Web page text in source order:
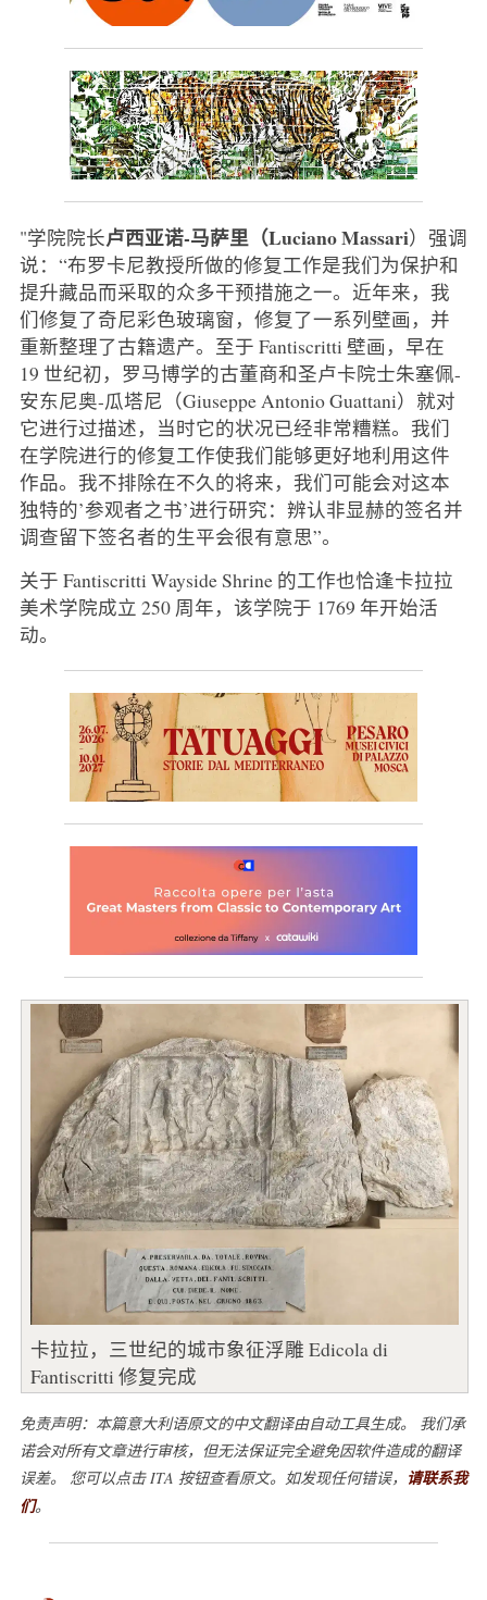
"学院院长卢西亚诺-马萨里（Luciano Massari）强调
说：“布罗卡尼教授所做的修复工作是我们为保护和
提升藏品而采取的众多干预措施之一。近年来，我
们修复了奇尼彩色玻璃窗，修复了一系列壁画，并
重新整理了古籍遗产。至于 Fantiscritti 壁画，早在
19 世纪初，罗马博学的古董商和圣卢卡院士朱塞佩-
安东尼奥-瓜塔尼（Giuseppe Antonio Guattani）就对
它进行过描述，当时它的状况已经非常糟糕。我们
在学院进行的修复工作使我们能够更好地利用这件
作品。我不排除在不久的将来，我们可能会对这本
独特的’参观者之书’进行研究：辨认非显赫的签名并
调查留下签名者的生平会很有意思”。
关于 Fantiscritti Wayside Shrine 的工作也恰逢卡拉拉
美术学院成立 250 周年，该学院于 1769 年开始活
动。
卡拉拉，三世纪的城市象征浮雕 Edicola di
Fantiscritti 修复完成
免责声明：本篇意大利语原文的中文翻译由自动工具生成。 我们承
诺会对所有文章进行审核，但无法保证完全避免因软件造成的翻译
误差。 您可以点击 ITA 按钮查看原文。如发现任何错误， 请联系我
们。